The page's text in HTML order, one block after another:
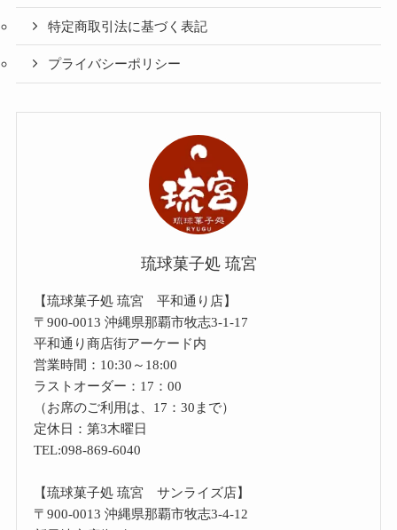
特定商取引法に基づく表記
プライバシーポリシー
琉球菓子処 琉宮
【琉球菓子処 琉宮 平和通り店】
〒900-0013 沖縄県那覇市牧志3-1-17
平和通り商店街アーケード内
営業時間：10:30～18:00
ラストオーダー：17：00
（お席のご利用は、17：30まで）
定休日：第3木曜日
TEL:098-869-6040
【琉球菓子処 琉宮 サンライズ店】
〒900-0013 沖縄県那覇市牧志3-4-12